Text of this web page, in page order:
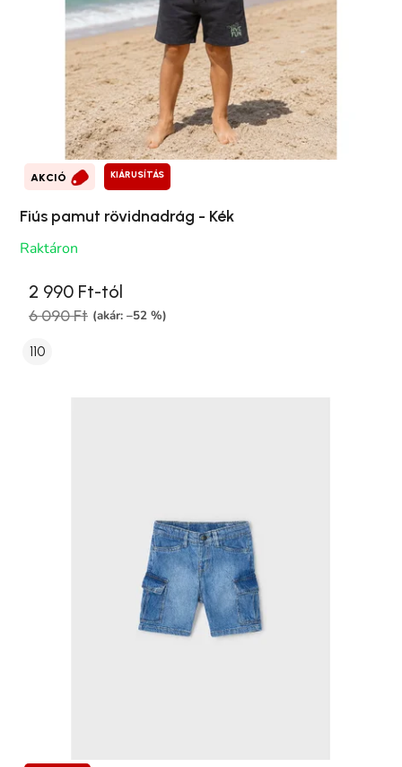
AKCIÓ KIÁRUSÍTÁS
Fiús pamut rövidnadrág - Kék
Raktáron
2 990 Ft-tól
6 090 Ft (akár: –52 %)
110